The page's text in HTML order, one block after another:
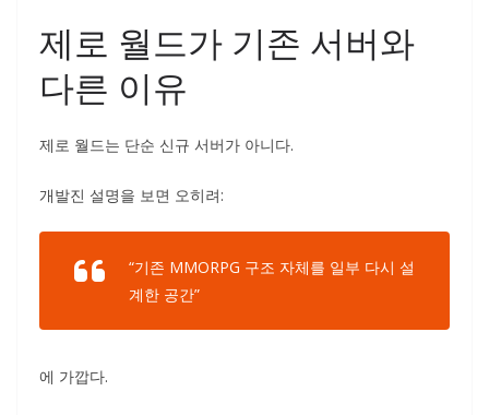
제로 월드가 기존 서버와
다른 이유
제로 월드는 단순 신규 서버가 아니다.
개발진 설명을 보면 오히려:
“기존 MMORPG 구조 자체를 일부 다시 설
계한 공간”
에 가깝다.